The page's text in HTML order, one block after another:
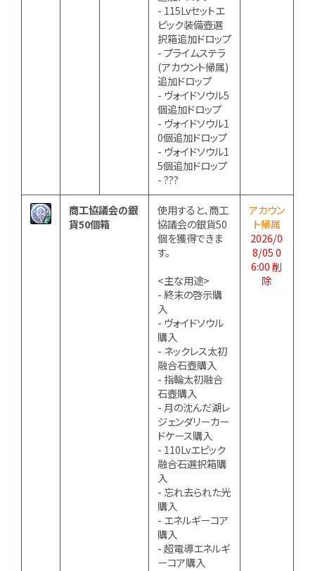
- 115Lvセットエ
ピック装備壺選
択箱追加ドロップ
- プライムステラ
(アカウント帰属)
追加ドロップ
- ヴォイドソウル5
個追加ドロップ
- ヴォイドソウル1
0個追加ドロップ
- ヴォイドソウル1
5個追加ドロップ
- ???
商工協議会の銀
貨50個箱
使用すると、商工
協議会の銀貨50
個を獲得できま
す。
<主な用途>
- 終末の啓示購
入
- ヴォイドソウル
購入
- ネックレス太初
融合石壺購入
- 指輪太初融合
石壺購入
- 月の沈んだ湖レ
ジェンダリーカー
ドケース購入
- 110Lvエピック
融合石選択箱購
入
- 忘れ去られた光
購入
- エネルギーコア
購入
- 超電導エネルギ
ーコア購入
アカウン
ト帰属
2026/0
8/05 0
6:00 削
除